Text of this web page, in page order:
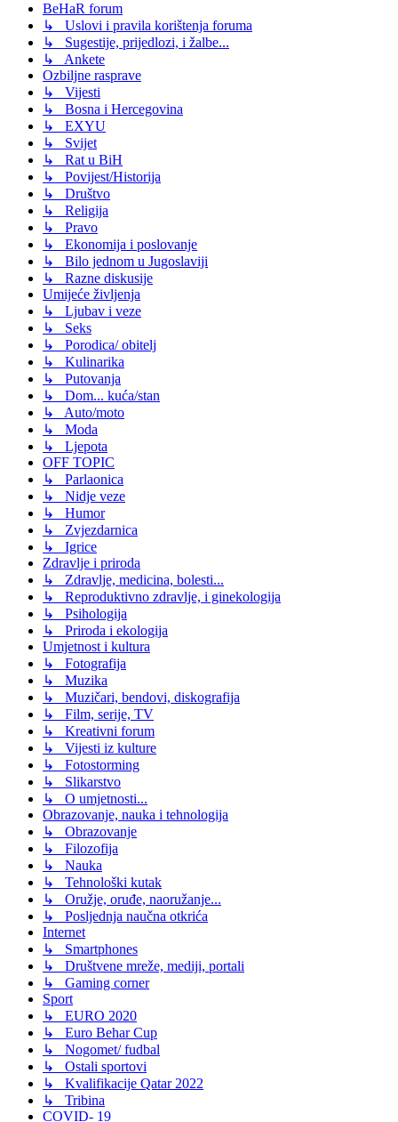
BeHaR forum
↳ Uslovi i pravila korištenja foruma
↳ Sugestije, prijedlozi, i žalbe...
↳ Ankete
Ozbiljne rasprave
↳ Vijesti
↳ Bosna i Hercegovina
↳ EXYU
↳ Svijet
↳ Rat u BiH
↳ Povijest/Historija
↳ Društvo
↳ Religija
↳ Pravo
↳ Ekonomija i poslovanje
↳ Bilo jednom u Jugoslaviji
↳ Razne diskusije
Umijeće življenja
↳ Ljubav i veze
↳ Seks
↳ Porodica/ obitelj
↳ Kulinarika
↳ Putovanja
↳ Dom... kuća/stan
↳ Auto/moto
↳ Moda
↳ Ljepota
OFF TOPIC
↳ Parlaonica
↳ Nidje veze
↳ Humor
↳ Zvjezdarnica
↳ Igrice
Zdravlje i priroda
↳ Zdravlje, medicina, bolesti...
↳ Reproduktivno zdravlje, i ginekologija
↳ Psihologija
↳ Priroda i ekologija
Umjetnost i kultura
↳ Fotografija
↳ Muzika
↳ Muzičari, bendovi, diskografija
↳ Film, serije, TV
↳ Kreativni forum
↳ Vijesti iz kulture
↳ Fotostorming
↳ Slikarstvo
↳ O umjetnosti...
Obrazovanje, nauka i tehnologija
↳ Obrazovanje
↳ Filozofija
↳ Nauka
↳ Tehnološki kutak
↳ Oružje, oruđe, naoružanje...
↳ Posljednja naučna otkrića
Internet
↳ Smartphones
↳ Društvene mreže, mediji, portali
↳ Gaming corner
Sport
↳ EURO 2020
↳ Euro Behar Cup
↳ Nogomet/ fudbal
↳ Ostali sportovi
↳ Kvalifikacije Qatar 2022
↳ Tribina
COVID- 19